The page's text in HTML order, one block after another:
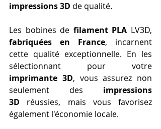
impressions 3D de qualité.
Les bobines de filament PLA
fabriquées en France, incarnent
cette qualité exceptionnelle. En les
imprimante 3D, vous assurez non
seulement des impressions
3D réussies, mais vous favorisez
également l'économie locale.